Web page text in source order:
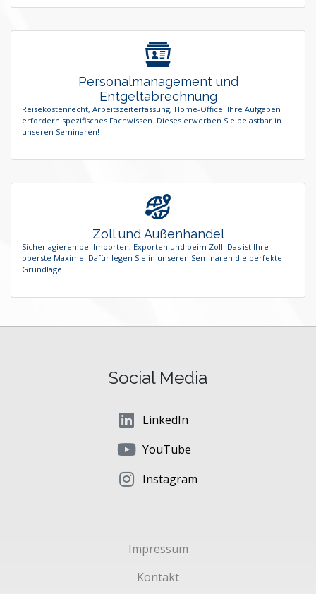
Personalmanagement und
Entgeltabrechnung
Reisekostenrecht, Arbeitszeiterfassung, Home-Office: Ihre Aufgaben
erfordern spezifisches Fachwissen. Dieses erwerben Sie belastbar in
unseren Seminaren!
Zoll und Außenhandel
Sicher agieren bei Importen, Exporten und beim Zoll: Das ist Ihre
oberste Maxime. Dafür legen Sie in unseren Seminaren die perfekte
Grundlage!
Social Media
LinkedIn
YouTube
Instagram
Impressum
Kontakt